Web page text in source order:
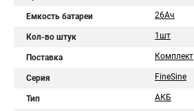
Емкость батареи 26Aч
Кол-во штук 1шт
Поставка Комплект
Серия FineSine
Тип АКБ